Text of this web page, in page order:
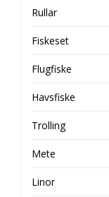
Rullar
Fiskeset
Flugfiske
Havsfiske
Trolling
Mete
Linor